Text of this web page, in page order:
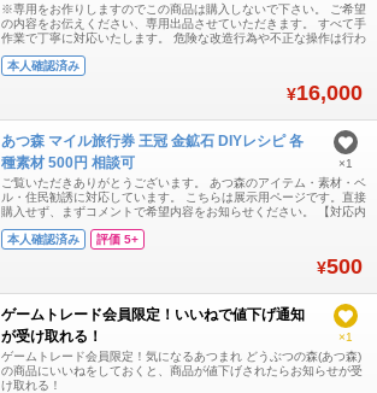
※専用をお作りしますのでこの商品は購入しないで下さい。 ご希望
の内容をお伝えください、専用出品させていただきます。 すべて手
作業で丁寧に対応いたします。 危険な改造行為や不正な操作は行わ
スクのある作業は一切いたしません。 日本のお客様にも安心してご
本人確認済み
¥16,000
あつ森 マイル旅行券 王冠 金鉱石 DIYレシピ 各
種素材 500円 相談可
ご覧いただきありがとうございます。 あつ森のアイテム・素材・ベ
ル・住民勧誘に対応しています。 こちらは展示用ページです。直接
購入せず、まずコメントで希望内容をお知らせください。 【対応内
ピ ・家具 / 服 / 植物など各種アイテム ・住民勧誘 【基本メニュ
本人確認済み 評価 5+
¥500
×1
ゲームトレード会員限定！いいねで値下げ通知
が受け取れる！
ゲームトレード会員限定！気になるあつまれ どうぶつの森(あつ森)
の商品にいいねをしておくと、商品が値下げされたらお知らせが受
け取れる！
×1